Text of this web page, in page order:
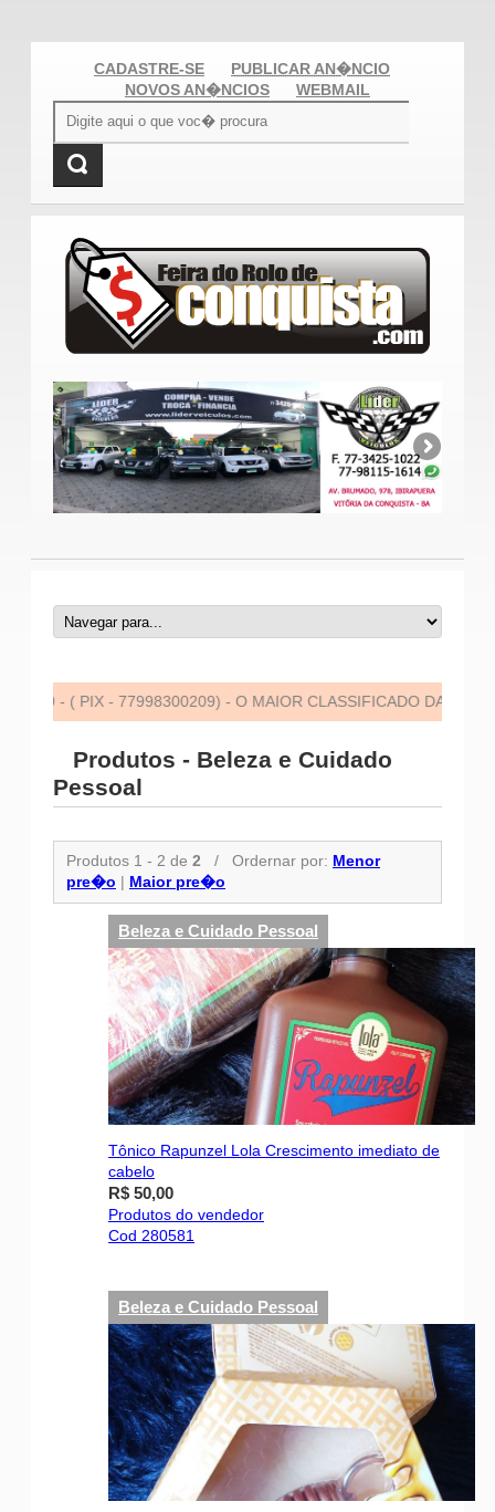
CADASTRE-SE
PUBLICAR AN�NCIO
NOVOS AN�NCIOS
WEBMAIL
- 77998300209) - O MAIOR CLASSIFICADO DA CIDADE! -
Produtos - Beleza e Cuidado
Pessoal
Produtos 1 - 2 de 2 / Ordernar por: Menor
pre�o | Maior pre�o
Beleza e Cuidado Pessoal
Tônico Rapunzel Lola Crescimento imediato de
cabelo
R$ 50,00
Produtos do vendedor
Cod 280581
Beleza e Cuidado Pessoal